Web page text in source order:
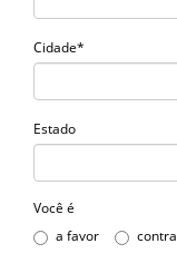
Cidade*
Estado
Você é
a favor
contra